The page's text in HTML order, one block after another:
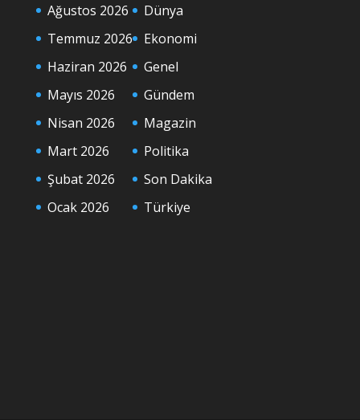
Ağustos 2026
Temmuz 2026
Haziran 2026
Mayıs 2026
Nisan 2026
Mart 2026
Şubat 2026
Ocak 2026
Dünya
Ekonomi
Genel
Gündem
Magazin
Politika
Son Dakika
Türkiye